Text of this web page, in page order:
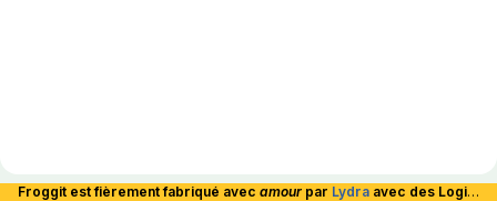
Froggit est fièrement fabriqué avec amour par Lydra avec des Logiciels Libres et hébergé en